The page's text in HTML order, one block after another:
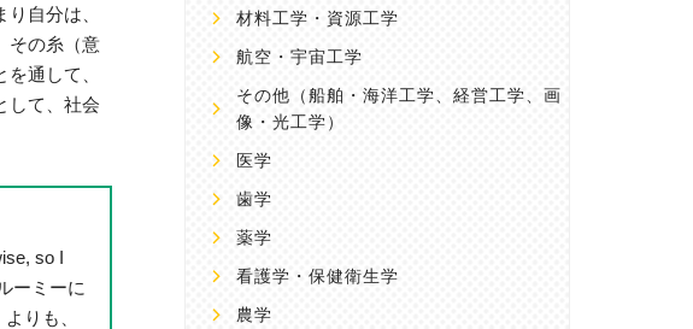
自分は、
その糸（意
通して、
して、社会
so I
ーミーに
りも、
材料工学・資源工学
航空・宇宙工学
その他 （船舶・海洋工学、経営工学、画
像・光工学）
医学
歯学
薬学
看護学・保健衛生学
農学